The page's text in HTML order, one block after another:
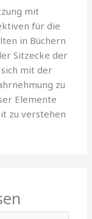
mit
für die
in Büchern
Sitzecke der
sich mit der
zu
Elemente
zu verstehen